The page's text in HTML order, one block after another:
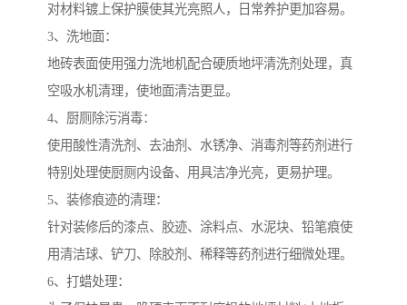
对材料镀上保护膜使其光亮照人，日常养护更加容易。
3、洗地面：
地砖表面使用强力洗地机配合硬质地坪清洗剂处理，真
空吸水机清理，使地面清洁更显。
4、厨厕除污消毒：
使用酸性清洗剂、去油剂、水锈净、消毒剂等药剂进行
特别处理使厨厕内设备、用具洁净光亮，更易护理。
5、装修痕迹的清理：
针对装修后的漆点、胶迹、涂料点、水泥块、铅笔痕使
用清洁球、铲刀、除胶剂、稀释等药剂进行细微处理。
6、打蜡处理：